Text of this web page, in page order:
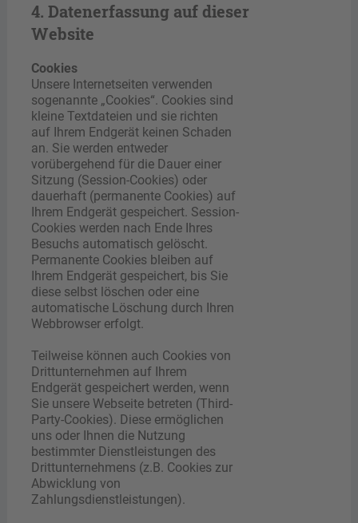
4. Datenerfassung auf dieser
Website
Cookies
Unsere Internetseiten verwenden
sogenannte „Cookies“. Cookies sind
kleine Textdateien und sie richten
auf Ihrem Endgerät keinen Schaden
an. Sie werden entweder
vorübergehend für die Dauer einer
Sitzung (Session-Cookies) oder
dauerhaft (permanente Cookies) auf
Ihrem Endgerät gespeichert. Session-
Cookies werden nach Ende Ihres
Besuchs automatisch gelöscht.
Permanente Cookies bleiben auf
Ihrem Endgerät gespeichert, bis Sie
diese selbst löschen oder eine
automatische Löschung durch Ihren
Webbrowser erfolgt.
Teilweise können auch Cookies von
Drittunternehmen auf Ihrem
Endgerät gespeichert werden, wenn
Sie unsere Webseite betreten (Third-
Party-Cookies). Diese ermöglichen
uns oder Ihnen die Nutzung
bestimmter Dienstleistungen des
Drittunternehmens (z.B. Cookies zur
Abwicklung von
Zahlungsdienstleistungen).